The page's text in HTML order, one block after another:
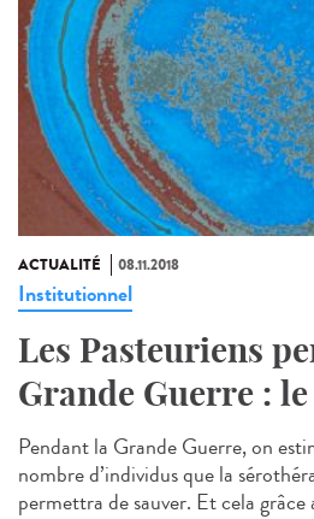
ACTUALITÉ 08.11.2018
Institutionnel
Les Pasteuriens
Grande Guerre :
Pendant la Grande Guerre, on
nombre d’individus que la
permettra de sauver. Et cela grâce